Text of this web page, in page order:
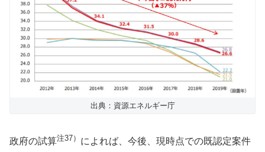
出典：資源エネルギー庁
政府の試算注37） によれば、今後、現時点での既認定案件